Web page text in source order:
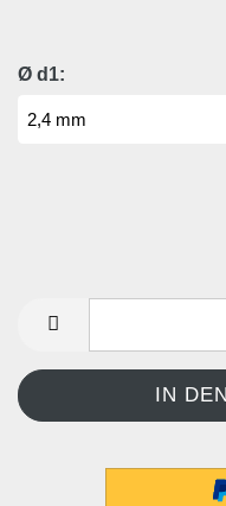
Ø d1: